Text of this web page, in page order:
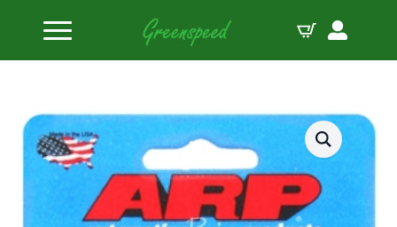
Accueil
Boulons divers
Ford 9″” hex pinion support stud kit”